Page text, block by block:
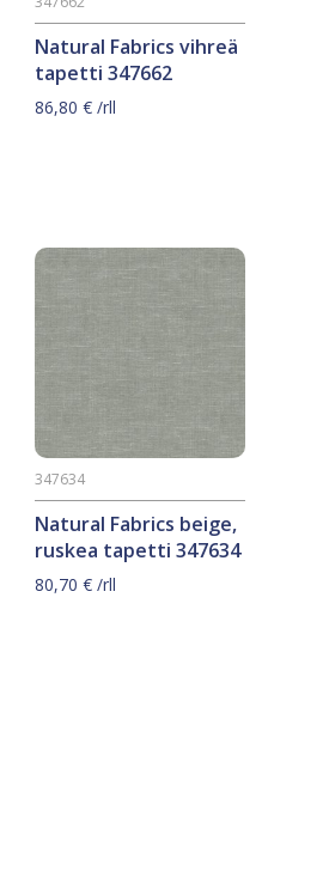
Natural Fabrics vihreä
tapetti 347662
86,80€ /rll
Natural Fabrics beige,
ruskea tapetti 347634
347634
80,70€ /rll